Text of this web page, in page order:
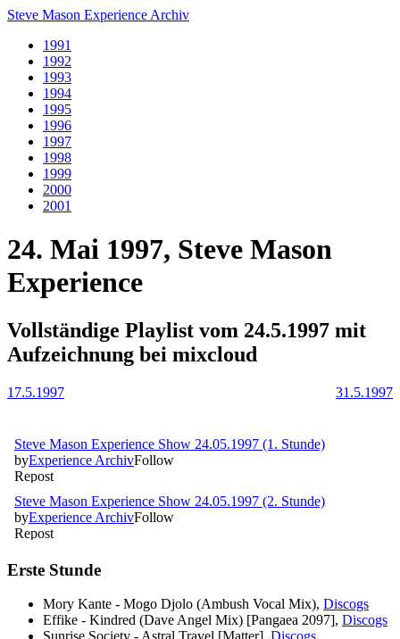
Steve Mason Experience Archiv
1991
1992
1993
1994
1995
1996
1997
1998
1999
2000
2001
24. Mai 1997, Steve Mason
Experience
Vollständige Playlist vom 24.5.1997 mit
Aufzeichnung bei mixcloud
17.5.1997 31.5.1997
Erste Stunde
Mory Kante - Mogo Djolo (Ambush Vocal Mix), Discogs
Effike - Kindred (Dave Angel Mix) [Pangaea 2097], Discogs